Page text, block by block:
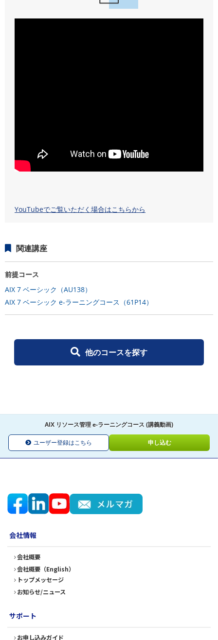
YouTubeでご覧いただく場合はこちらから
関連講座
前提コース
AIX 7 ベーシック（AU138）
AIX 7 ベーシック e-ラーニングコース（61P14）
他のコースを探す
AIX リソース管理 e-ラーニングコース (講義動画)
ユーザー登録はこちら 申し込む
会社情報
会社概要
会社概要（English）
トップメッセージ
お知らせ/ニュース
サポート
お申し込みガイド